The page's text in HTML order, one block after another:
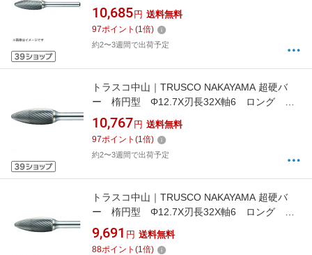
ト TB51C160
10,685 円 送料無料
97ポイント (1倍)
約2〜3週間で出荷予定
トラスコ中山｜TRUSCO NAKAYAMA 超硬バ
ー 楕円型 Φ12.7X刃長32X軸6 ロング シ
ングル TB51C127SL150
10,767 円 送料無料
97ポイント (1倍)
約2〜3週間で出荷予定
トラスコ中山｜TRUSCO NAKAYAMA 超硬バ
ー 楕円型 Φ12.7X刃長32X軸6 ロング ダ
ブルカット TB51C127L150
9,691 円 送料無料
88ポイント (1倍)